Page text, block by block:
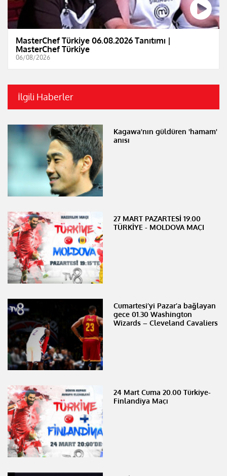
MasterChef Türkiye 06.08.2026 Tanıtımı |
MasterChef Türkiye
06/08/2026
İlgili Haberler
Kagawa'nın güldüren 'hamam'
anısı
27 MART PAZARTESİ 19.00
TÜRKİYE - MOLDOVA MAÇI
Cumartesi’yi Pazar’a bağlayan
gece 01.30 Washington
Wizards – Cleveland Cavaliers
24 Mart Cuma 20.00 Türkiye-
Finlandiya Maçı